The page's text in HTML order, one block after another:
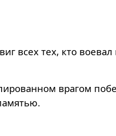
всех тех, кто
врагом